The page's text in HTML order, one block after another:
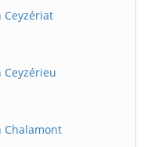
Chalamont